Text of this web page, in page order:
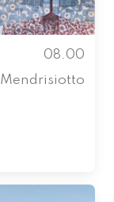
08.00
Mendrisiotto